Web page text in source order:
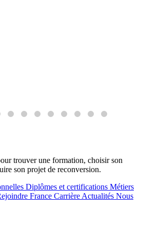
trouver une formation, choisir son
son projet de reconversion.
Diplômes et certifications Métiers
France CarrièreActualités Nous